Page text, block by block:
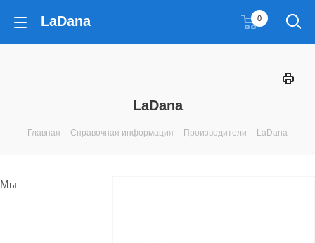
LaDana 0
LaDana
Главная - Справочная информация - Производители - LaDana
Мы